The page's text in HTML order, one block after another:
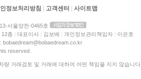
정보처리방침 고객센터 사이트맵
서울양천-0465호
12층 | 대표이사 : 김보배 | 개인정보관리책임자 : 이은호
bobaedream@bobaedream.co.kr
reserved.
거래검토 및 거래에 대하여 어떤 책임을 지지 않습니다.